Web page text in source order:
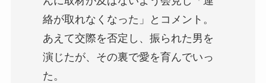
絡が取れなくなった」とコメント。
あえて交際を否定し、振られた男を
演じたが、その裏で愛を育んでいっ
た。